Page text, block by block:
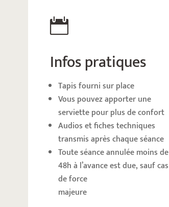

Infos pratiques
Tapis fourni sur place
Vous pouvez apporter une
serviette pour plus de confort
Audios et fiches techniques
transmis après chaque séance
Toute séance annulée moins de
48h à l’avance est due, sauf cas
de force
majeure